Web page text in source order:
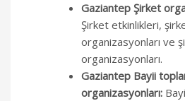
Gaziantep Şirket
Şirket etkinlikleri,
organizasyonları ve
organizasyonları.
Gaziantep Bayii
organizasyonları: